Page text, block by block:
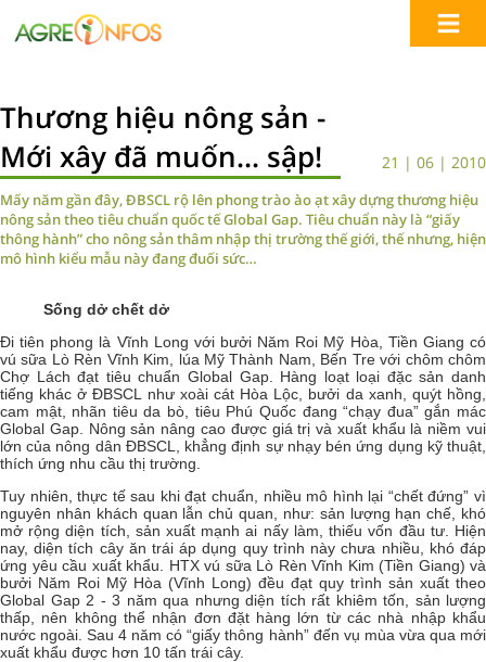
Thương hiệu nông sản -
Mới xây đã muốn... sập!
21 | 06 | 2010
Mấy năm gần đây, ĐBSCL rộ lên phong trào ào ạt xây dựng thương hiệu
nông sản theo tiêu chuẩn quốc tế Global Gap. Tiêu chuẩn này là “giấy
thông hành” cho nông sản thâm nhập thị trường thế giới, thế nhưng, hiện
mô hình kiểu mẫu này đang đuối sức…
Sống dở chết dở
Đi tiên phong là Vĩnh Long với bưởi Năm Roi Mỹ Hòa, Tiền Giang có
vú sữa Lò Rèn Vĩnh Kim, lúa Mỹ Thành Nam, Bến Tre với chôm chôm
Chợ Lách đạt tiêu chuẩn Global Gap. Hàng loạt loại đặc sản danh
tiếng khác ở ĐBSCL như xoài cát Hòa Lộc, bưởi da xanh, quýt hồng,
cam mật, nhãn tiêu da bò, tiêu Phú Quốc đang “chạy đua” gắn mác
Global Gap. Nông sản nâng cao được giá trị và xuất khẩu là niềm vui
lớn của nông dân ĐBSCL, khẳng định sự nhạy bén ứng dụng kỹ thuật,
thích ứng nhu cầu thị trường.
Tuy nhiên, thực tế sau khi đạt chuẩn, nhiều mô hình lại “chết đứng” vì
nguyên nhân khách quan lẫn chủ quan, như: sản lượng hạn chế, khó
mở rộng diện tích, sản xuất mạnh ai nấy làm, thiếu vốn đầu tư. Hiện
nay, diện tích cây ăn trái áp dụng quy trình này chưa nhiều, khó đáp
ứng yêu cầu xuất khẩu. HTX vú sữa Lò Rèn Vĩnh Kim (Tiền Giang) và
bưởi Năm Roi Mỹ Hòa (Vĩnh Long) đều đạt quy trình sản xuất theo
Global Gap 2 - 3 năm qua nhưng diện tích rất khiêm tốn, sản lượng
thấp, nên không thể nhận đơn đặt hàng lớn từ các nhà nhập khẩu
nước ngoài. Sau 4 năm có “giấy thông hành” đến vụ mùa vừa qua mới
xuất khẩu được hơn 10 tấn trái cây.